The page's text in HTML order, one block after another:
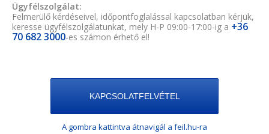
Ügyfélszolgálat:
Felmerülő kérdéseivel, időpontfoglalással kapcsolatban kérjük,
keresse ügyfélszolgálatunkat, mely H-P 09:00-17:00-ig a +36
70 682 3000-es számon érhető el!
KAPCSOLATFELVÉTEL
A gombra kattintva átnavigál a feil.hu-ra